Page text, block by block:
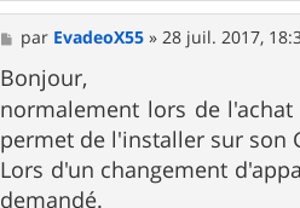
M
e
s
s
a
g
e
par EvadeoX55 » 28 juil. 2017,
Bonjour,
normalement lors de
permet de l'installer sur son
Lors d'un changement
demandé.